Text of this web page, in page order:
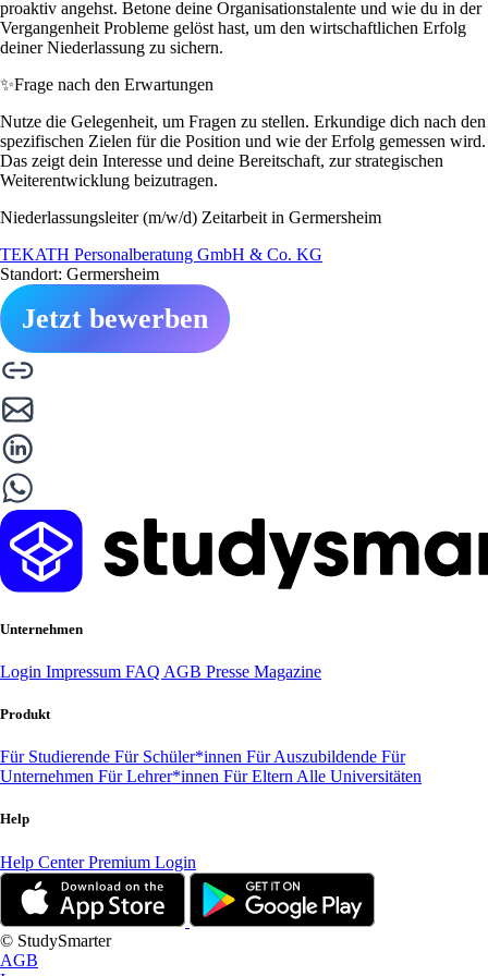
proaktiv angehst. Betone deine Organisationstalente und wie du in der
Vergangenheit Probleme gelöst hast, um den wirtschaftlichen Erfolg
deiner Niederlassung zu sichern.
✨Frage nach den Erwartungen
Nutze die Gelegenheit, um Fragen zu stellen. Erkundige dich nach den
spezifischen Zielen für die Position und wie der Erfolg gemessen wird.
Das zeigt dein Interesse und deine Bereitschaft, zur strategischen
Weiterentwicklung beizutragen.
Niederlassungsleiter (m/w/d) Zeitarbeit in Germersheim
TEKATH Personalberatung GmbH & Co. KG
Standort: Germersheim
Jetzt bewerben
Unternehmen
Login Impressum FAQ AGB Presse Magazine
Produkt
Für Studierende Für Schüler*innen Für Auszubildende Für
Unternehmen Für Lehrer*innen Für Eltern Alle Universitäten
Help
Help CenterPremium Login
© StudySmarter
AGB